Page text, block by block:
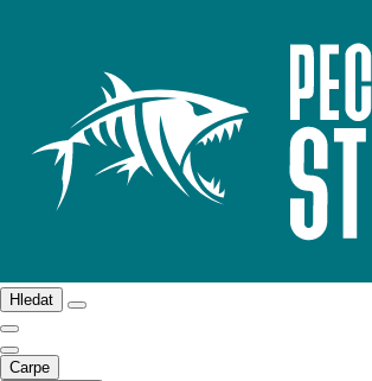
Hledat
Carpe